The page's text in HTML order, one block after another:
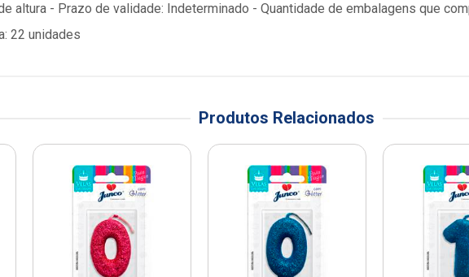
altura - Prazo de validade: Indeterminado - Quantidade de embalagens que
22 unidades
Produtos Relacionados